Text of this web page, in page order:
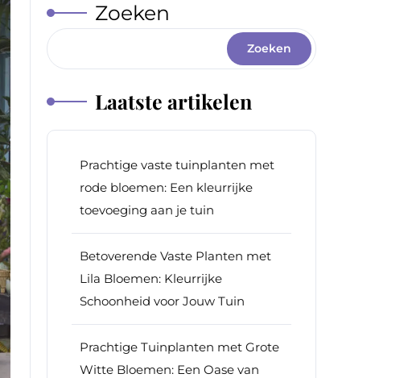
Zoeken
Zoeken
Laatste artikelen
Prachtige vaste tuinplanten met
rode bloemen: Een kleurrijke
toevoeging aan je tuin
Betoverende Vaste Planten met
Lila Bloemen: Kleurrijke
Schoonheid voor Jouw Tuin
Prachtige Tuinplanten met Grote
Witte Bloemen: Een Oase van